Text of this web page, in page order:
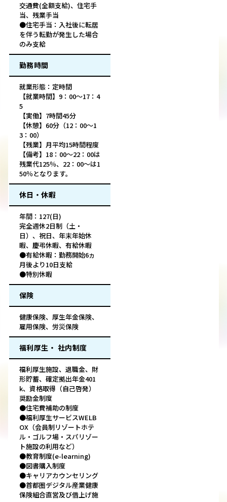
交通費(全額支給)、住宅手
当、残業手当
●住宅手当：入社後に転居
を伴う転勤が発生した場合
のみ支給
勤務時間
就業形態：定時間
【就業時間】9：00～17：4
5
【実働】7時間45分
【休憩】60分（12：00～1
3：00）
【残業】月平均15時間程度
【備考】18：00～22：00は
残業代125％、22：00～は1
50％となります。
休日・休暇
年間：127(日)
完全週休2日制（土・
日）、祝日、年末年始休
暇、慶弔休暇、有給休暇
●有給休暇：勤務開始6ヵ
月後より10日支給
●特別休暇
保険
健康保険、厚生年金保険、
雇用保険、労災保険
福利厚生・ 社内制度
福利厚生施設、退職金、財
形貯蓄、確定拠出年金401
k、資格取得（自己啓発）
奨励金制度
●住宅費補助の制度
●福利厚生サービスWELB
OX（会員制リゾートホテ
ル・ゴルフ場・スパリゾー
ト施設の利用など）
●教育制度(e-learning)
●図書購入制度
●キャリアカウンセリング
●首都圏デジタル産業健康
保険組合直営及び借上げ施